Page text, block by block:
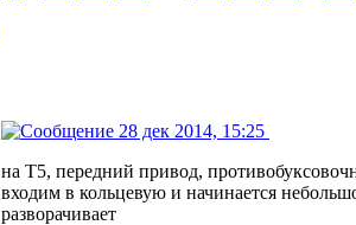
28 дек 2014, 15:25
на Т5, передний привод,
входим в кольцевую и начинается
разворачивает